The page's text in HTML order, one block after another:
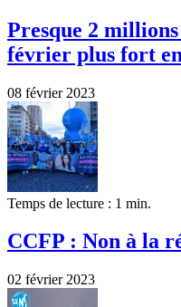
Presque 2
février plus fort
08 février 2023
Temps de lecture : 1 min.
CCFP : Non à la
02 février 2023